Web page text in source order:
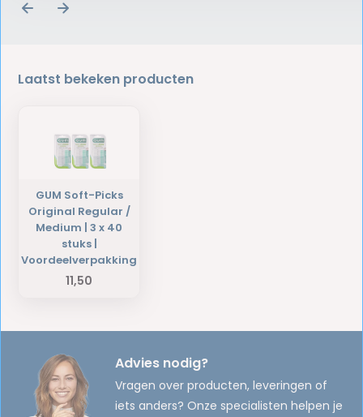
Laatst bekeken producten
GUM Soft-Picks
Original Regular /
Medium | 3 x 40
stuks |
Voordeelverpakking
11,50
Advies nodig?
Vragen over producten, leveringen of
iets anders? Onze specialisten helpen je